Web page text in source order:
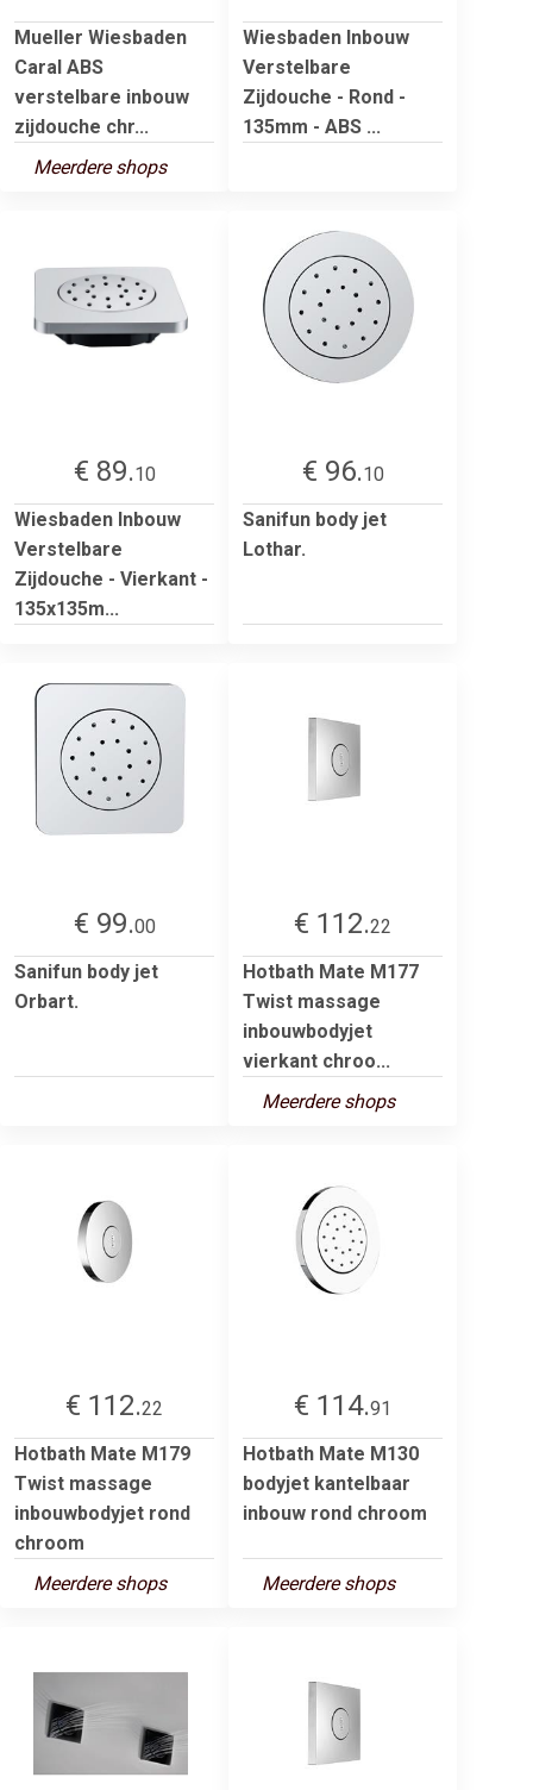
Mueller Wiesbaden
Caral ABS
verstelbare inbouw
zijdouche chr...
Meerdere shops
Wiesbaden Inbouw
Verstelbare
Zijdouche - Rond -
135mm - ABS ...
€ 89.10
Wiesbaden Inbouw
Verstelbare
Zijdouche - Vierkant -
135x135m...
€ 96.10
Sanifun body jet
Lothar.
€ 99.00
Sanifun body jet
Orbart.
€ 112.22
Hotbath Mate M177
Twist massage
inbouwbodyjet
vierkant chroo...
Meerdere shops
€ 112.22
Hotbath Mate M179
Twist massage
inbouwbodyjet rond
chroom
Meerdere shops
€ 114.91
Hotbath Mate M130
bodyjet kantelbaar
inbouw rond chroom
Meerdere shops